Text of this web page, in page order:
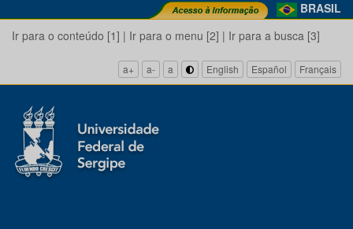
BRASIL
Ir para o conteúdo [1] | Ir para o menu [2] | Ir para a busca [3]
a+ a- a English Español Français